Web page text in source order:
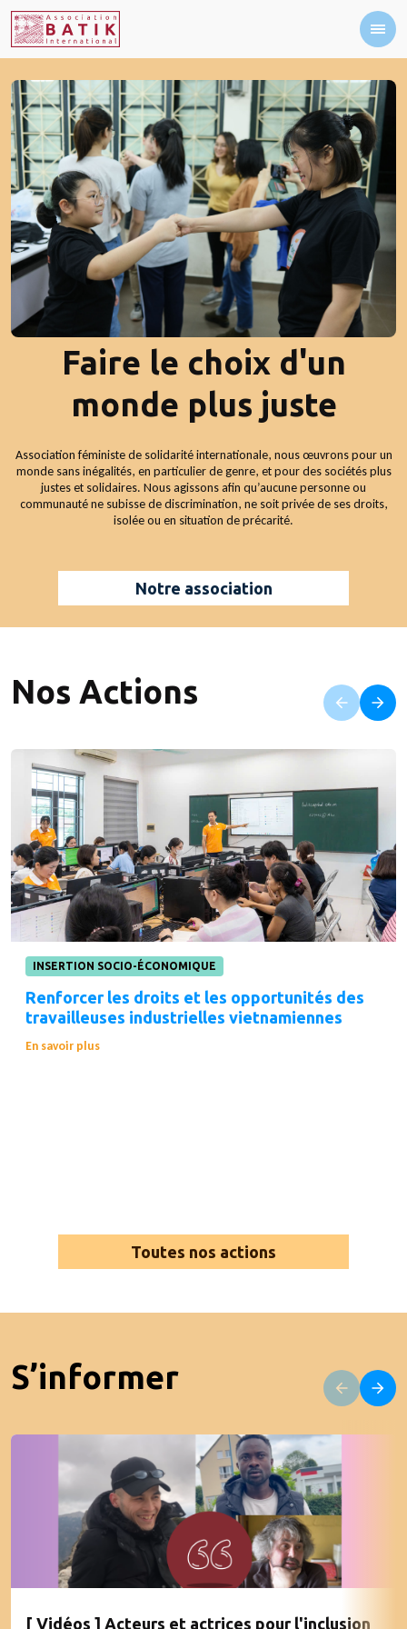
Faire le choix d'un
monde plus juste
Association féministe de solidarité internationale, nous œuvrons pour un
monde sans inégalités, en particulier de genre, et pour des sociétés plus
justes et solidaires. Nous agissons afin qu’aucune personne ou
communauté ne subisse de discrimination, ne soit privée de ses droits,
isolée ou en situation de précarité.
Notre association
Nos Actions
INSERTION SOCIO-ÉCONOMIQUE
Renforcer les droits et les opportunités des
travailleuses industrielles vietnamiennes
En savoir plus
Toutes nos actions
S’informer
[ Vidéos ] Acteurs et actrices pour l'inclusion